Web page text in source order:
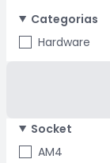
Categorias
Hardware
Socket
AM4